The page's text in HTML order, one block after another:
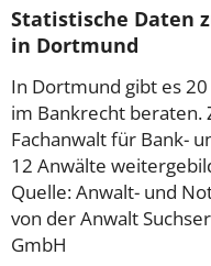
Statistische Daten
in Dortmund
In Dortmund gibt es
im Bankrecht beraten.
Fachanwalt für Bank-
12 Anwälte
Quelle: Anwalt- und
von der Anwalt
GmbH